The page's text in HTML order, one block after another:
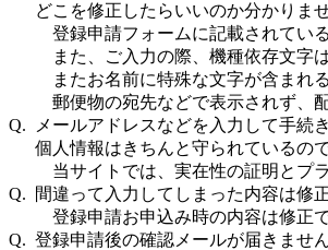
どこを修正したらいいのか分かりませ
登録申請フォームに記載されてい
また、ご入力の際、機種依存文字
またお名前に特殊な文字が含まれ
郵便物の宛先などで表示されず、
Q. メールアドレスなどを入力して手続
個人情報はきちんと守られているの
当サイトでは、実在性の証明とプ
Q. 間違って入力してしまった内容は修
登録申請お申込み時の内容は修正
Q. 登録申請後の確認メールが届きません